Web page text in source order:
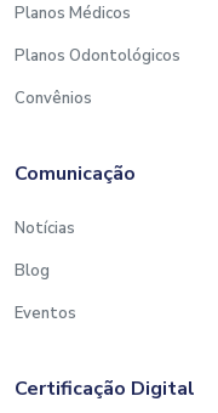
Planos Médicos
Planos Odontológicos
Convênios
Comunicação
Notícias
Blog
Eventos
Certificação Digital